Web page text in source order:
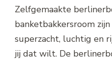
Zelfgemaakte
banketbakkersroom
superzacht, luchtig en
jij dat wilt. De